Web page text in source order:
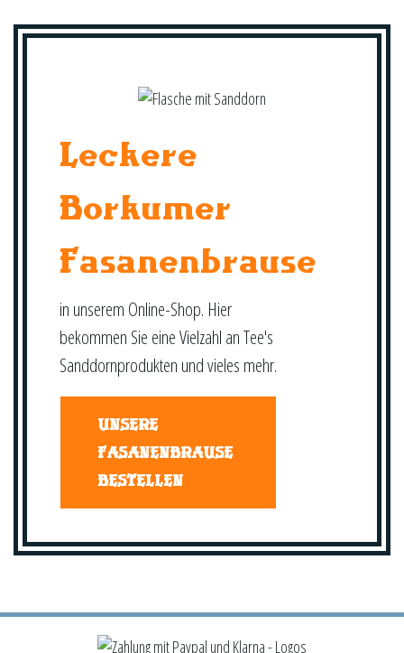
Leckere
Borkumer
Fasanenbrause
in unserem Online-Shop. Hier
bekommen Sie eine Vielzahl an Tee's
Sanddornprodukten und vieles mehr.
UNSERE
FASANENBRAUSE
BESTELLEN